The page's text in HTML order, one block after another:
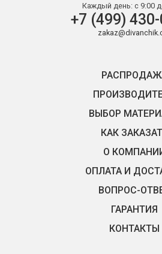
Каждый день: с 9:00
+7 (499)
ВЫБОР
КАК
О
ОПЛАТА И
ВОПРОС-
ГАРАНТИЯ
КОНТАКТЫ